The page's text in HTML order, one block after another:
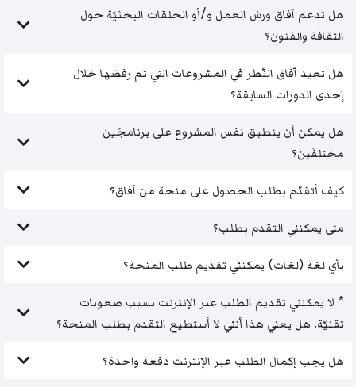
هل تدعم آفاق ورش العمل و/أو الحلقات البحثيّة حول
الثقافة والفنون؟
هل تعيد آفاق النّظر في المشروعات التي تم رفضها خلال
إحدى الدورات السابقة؟
هل يمكن أن ينطبق نفس المشروع على برنامجَين
مختلفَين؟
كيف أتقدّم بطلب الحصول على منحة من آفاق؟
متى يمكنني التقدم بطلب؟
بأي لغة (لغات) يمكنني تقديم طلب المنحة؟
* لا يمكنني تقديم الطلب عبر الإنترنت بسبب صعوبات
تقنيّة. هل يعني هذا أنني لا أستطيع التقدم بطلب المنحة؟
هل يجب إكمال الطلب عبر الإنترنت دفعة واحدة؟